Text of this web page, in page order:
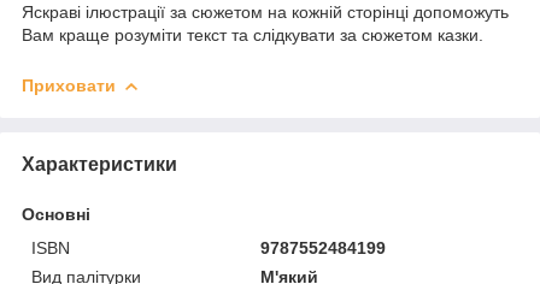
Яскраві ілюстрації за сюжетом на кожній сторінці допоможуть
Вам краще розуміти текст та слідкувати за сюжетом казки.
Приховати
Характеристики
Основні
ISBN
9787552484199
Вид палітурки
М'який